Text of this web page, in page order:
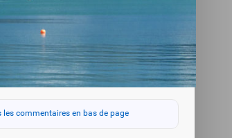
les commentaires en bas de page